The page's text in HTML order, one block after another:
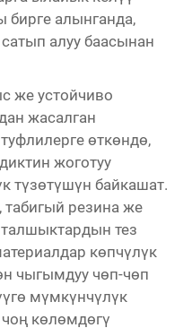
алынганда,
алуу баасынан
же устойчиво
жасалган
өткөндө,
жоготуу
түзөтүшүн байкашат.
табигый резина же
тез
көпчүлүк
чыгымдуу чөп-чөп
мүмкүнчүлүк
көлөмдөгү